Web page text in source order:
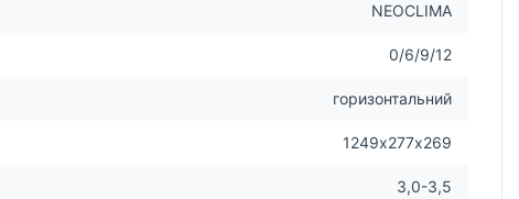
NEOCLIMA
0/6/9/12
горизонтальний
1249х277х269
3,0-3,5